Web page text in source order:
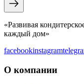
«Развивая
каждый дом»
facebookinstagram
О компании